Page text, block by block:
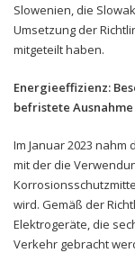
Slowenien, die
Umsetzung der
mitgeteilt haben.
Energieeffizienz:
befristete
Im Januar 2023
mit der die
wird. Gemäß der
Elektrogeräte, die
Verkehr gebracht